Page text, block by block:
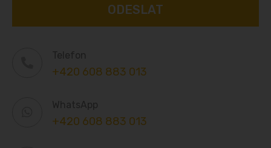
+420 608 883 013
+420 608 883 013